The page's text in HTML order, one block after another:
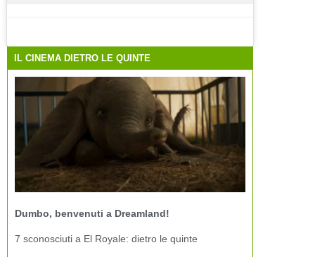
IL CINEMA DIETRO LE QUINTE
Dumbo, benvenuti a Dreamland!
7 sconosciuti a El Royale: dietro le quinte